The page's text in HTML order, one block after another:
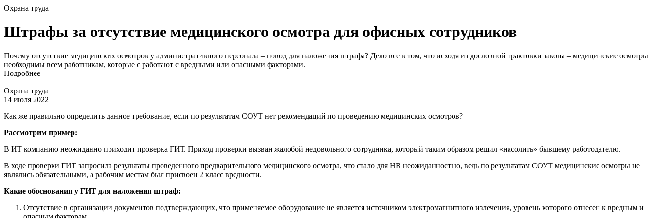
Охрана труда
Штрафы за отсутствие медицинского осмотра для офисных сотрудников
Почему отсутствие медицинских осмотров у административного персонала – повод для наложения штрафа? Дело все в том, что исходя из дословной трактовки закона – медицинские осмотры
необходимы всем работникам, которые с работают с вредными или опасными факторами.
Подробнее
Охрана труда
14 июля 2022
Как же правильно определить данное требование, если по результатам СОУТ нет рекомендаций по проведению медицинских осмотров?
Рассмотрим пример:
В ИТ компанию неожиданно приходит проверка ГИТ. Приход проверки вызван жалобой недовольного сотрудника, который таким образом решил «насолить» бывшему работодателю.
В ходе проверки ГИТ запросила результаты проведенного предварительного медицинского осмотра, что стало для HR неожиданностью, ведь по результатам СОУТ медицинские осмотры не
являлись обязательными, а рабочим местам был присвоен 2 класс вредности.
Какие обоснования у ГИТ для наложения штраф:
Отсутствие в организации документов подтверждающих, что применяемое оборудование не является источником электромагнитного излечения, уровень которого отнесен к вредным и
опасным факторам.